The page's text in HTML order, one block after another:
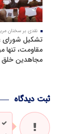
نقدی بر سخنان
تشکیل شورای
مقاومت، تنها
مجاهدین خلق
ثبت دیدگاه